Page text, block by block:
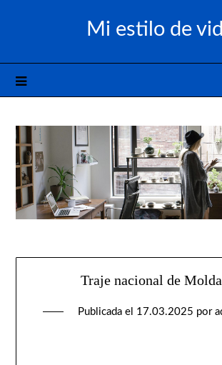
Mi estilo de
Traje nacional de
Publicada el 17.03.2025 por